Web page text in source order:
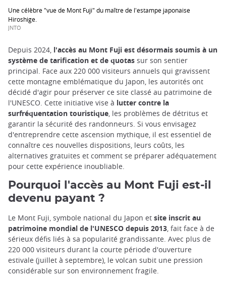
Une célèbre "vue de Mont Fuji" du maître de l'estampe japonaise
Hiroshige.
JNTO
Depuis 2024, l'accès au Mont Fuji est désormais soumis à un
système de tarification et de quotas sur son sentier
principal. Face aux 220 000 visiteurs annuels qui gravissent
cette montagne emblématique du Japon, les autorités ont
décidé d'agir pour préserver ce site classé au patrimoine de
l'UNESCO. Cette initiative vise à lutter contre la
surfréquentation touristique , les problèmes de détritus et
garantir la sécurité des randonneurs. Si vous envisagez
d'entreprendre cette ascension mythique, il est essentiel de
connaître ces nouvelles dispositions, leurs coûts, les
alternatives gratuites et comment se préparer adéquatement
pour cette expérience inoubliable.
Pourquoi l'accès au Mont Fuji est-il
devenu payant ?
Le Mont Fuji, symbole national du Japon et site inscrit au
patrimoine mondial de l'UNESCO depuis 2013, fait face à de
sérieux défis liés à sa popularité grandissante. Avec plus de
220 000 visiteurs durant la courte période d'ouverture
estivale (juillet à septembre), le volcan subit une pression
considérable sur son environnement fragile.